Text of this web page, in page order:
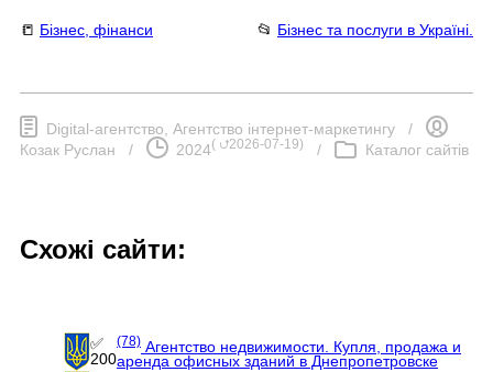
📒 Бізнес, фінанси 📂 Бізнес та послуги в Україні.
Digital-агентство, Агентство інтернет-маркетингу /
Козак Руслан / 2024( ⮍2026-07-19) / Каталог сайтів
Схожі сайти:
✅
200
(78) Агентство недвижимости. Купля, продажа и
аренда офисных зданий в Днепропетровске